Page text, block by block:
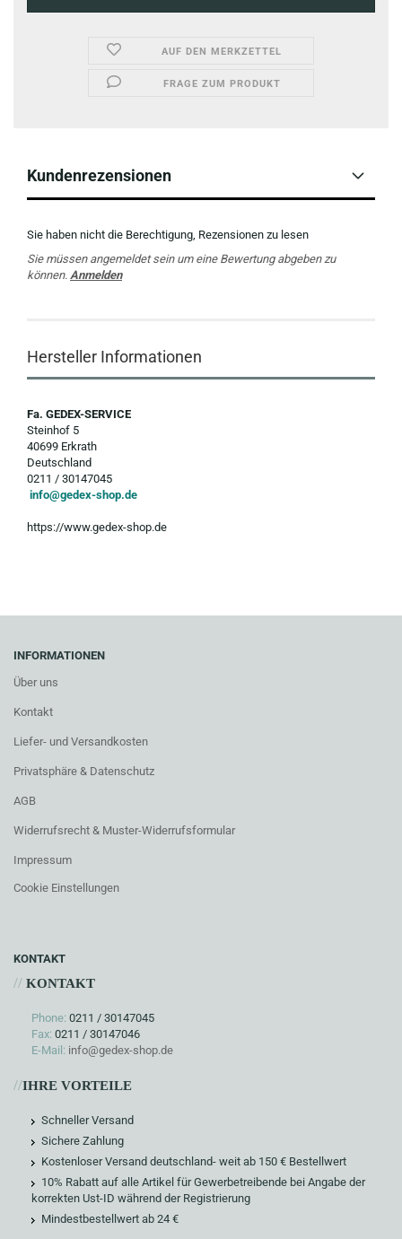
AUF DEN MERKZETTEL
FRAGE ZUM PRODUKT
Kundenrezensionen
Sie haben nicht die Berechtigung, Rezensionen zu lesen
Sie müssen angemeldet sein um eine Bewertung abgeben zu
können. Anmelden
Hersteller Informationen
Fa. GEDEX-SERVICE
Steinhof 5
40699 Erkrath
Deutschland
0211 / 30147045
info@gedex-shop.de
https://www.gedex-shop.de
INFORMATIONEN
Über uns
Kontakt
Liefer- und Versandkosten
Privatsphäre & Datenschutz
AGB
Widerrufsrecht & Muster-Widerrufsformular
Impressum
Cookie Einstellungen
KONTAKT
// KONTAKT
Phone: 0211 / 30147045
Fax: 0211 / 30147046
E-Mail: info@gedex-shop.de
//IHRE VORTEILE
Schneller Versand
Sichere Zahlung
Kostenloser Versand deutschland- weit ab 150 € Bestellwert
10% Rabatt auf alle Artikel für Gewerbetreibende bei Angabe der
korrekten Ust-ID während der Registrierung
Mindestbestellwert ab 24 €